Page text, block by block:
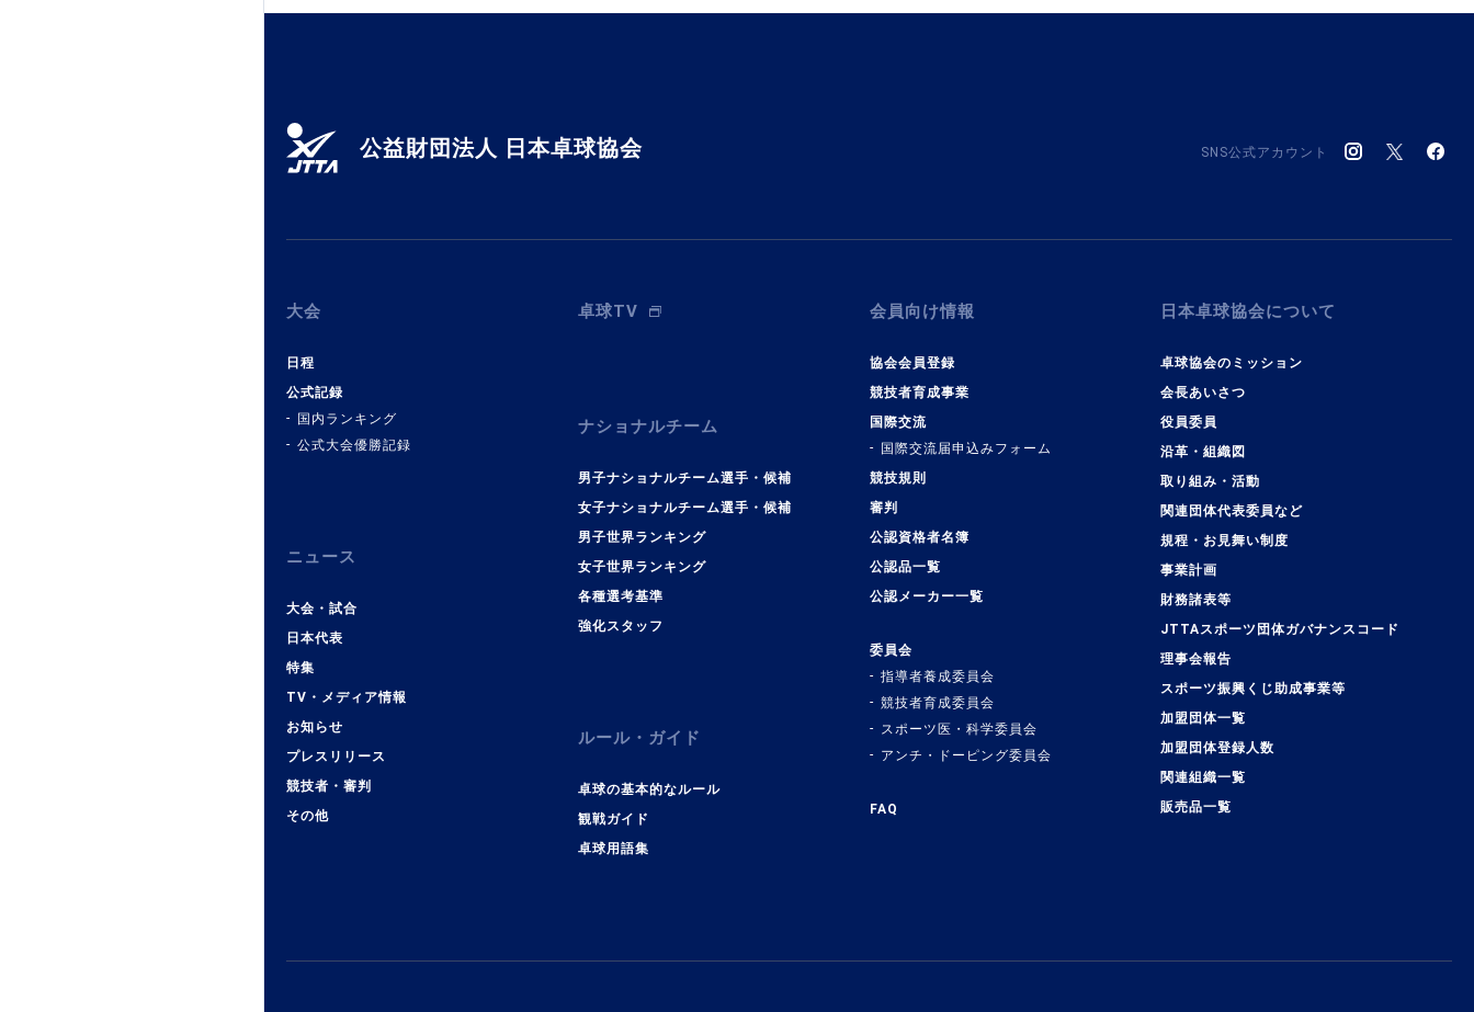
公益財団法人 日本卓球協会 SNS公式アカウント
大会
日程
公式記録
国内ランキング
公式大会優勝記録
ニュース
大会・試合
日本代表
特集
TV・メディア情報
お知らせ
プレスリリース
競技者・審判
その他
卓球TV
ナショナルチーム
男子ナショナルチーム選手・候補
女子ナショナルチーム選手・候補
男子世界ランキング
女子世界ランキング
各種選考基準
強化スタッフ
ルール・ガイド
卓球の基本的なルール
観戦ガイド
卓球用語集
会員向け情報
協会会員登録
競技者育成事業
国際交流
国際交流届申込みフォーム
競技規則
審判
公認資格者名簿
公認品一覧
公認メーカー一覧
委員会
指導者養成委員会
競技者育成委員会
スポーツ医・科学委員会
アンチ・ドーピング委員会
FAQ
日本卓球協会について
卓球協会のミッション
会長あいさつ
役員委員
沿革・組織図
取り組み・活動
関連団体代表委員など
規程・お見舞い制度
事業計画
財務諸表等
JTTAスポーツ団体ガバナンスコード
理事会報告
スポーツ振興くじ助成事業等
加盟団体一覧
加盟団体登録人数
関連組織一覧
販売品一覧